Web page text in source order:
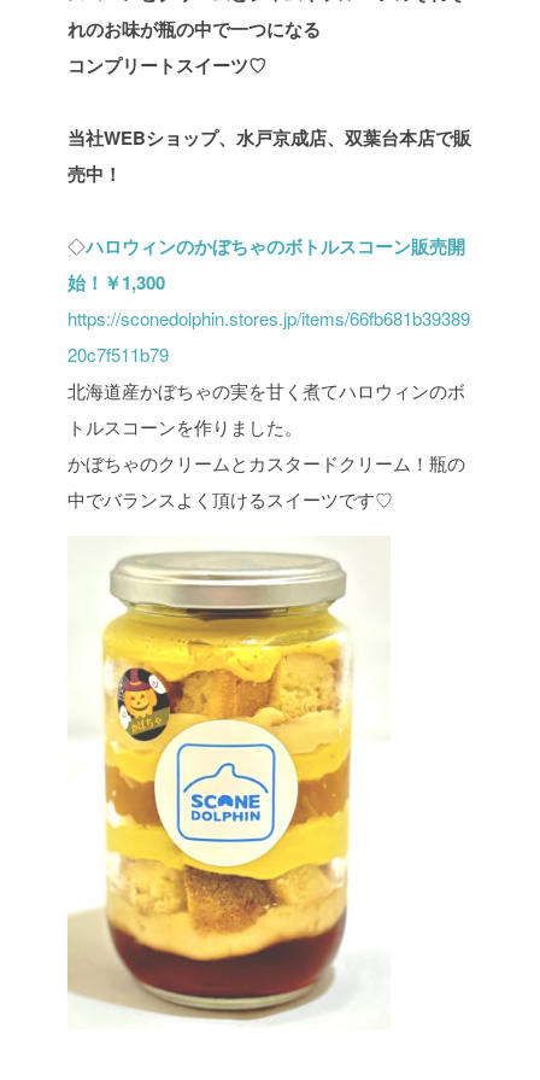
れのお味が瓶の中で一つになる
コンプリートスイーツ♡
当社WEBショップ、水戸京成店、双葉台本店で販
売中！
◇ハロウィンのかぼちゃのボトルスコーン販売開
始！￥1,300
https://sconedolphin.stores.jp/items/66fb681b39389
20c7f511b79
北海道産かぼちゃの実を甘く煮てハロウィンのボ
トルスコーンを作りました。
かぼちゃのクリームとカスタードクリーム！瓶の
中でバランスよく頂けるスイーツです♡